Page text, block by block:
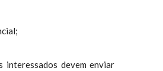
interessados devem enviar